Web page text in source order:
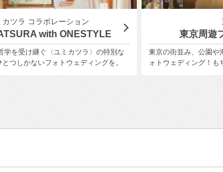
東京を満喫
周遊フォトウェディング
園や海辺などを組み合わせて前撮り・フ
グ！もちろん１箇所でも撮影OK！
東北エリ
『仙台』
都会の彩と自然の緑
北エリアでフォトウ